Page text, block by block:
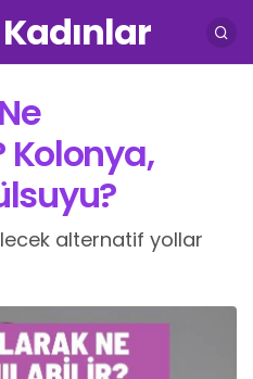
Kolonya,
alternatif yollar